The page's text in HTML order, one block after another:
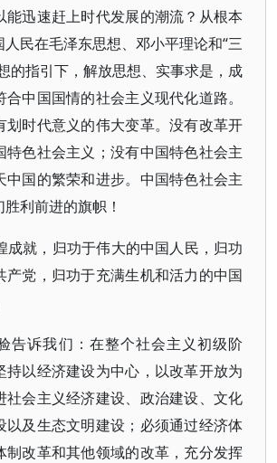
能迅速赶上时代发展的潮流？从根本
民在毛泽东思想、邓小平理论和“三
的指引下，解放思想、实事求是，成
中国国情的社会主义现代化道路。
划时代意义的伟大变革。没有改革开
特色社会主义；没有中国特色社会主
中国的繁荣和进步。中国特色社会主
利前进的旗帜！
成就，归功于伟大的中国人民，归功
产党，归功于充满生机和活力的中国
告诉我们：在整个社会主义初级阶
持以经济建设为中心，以改革开放为
社会主义经济建设、政治建设、文化
以及生态文明建设；必须通过经济体
制改革和其他领域的改革，充分发挥